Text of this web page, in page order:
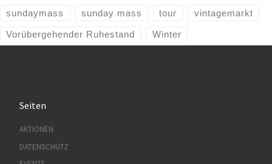
sundaymass sunday mass tour vintagemarkt
Vorübergehender Ruhestand Winter
Seiten
AKTIONEN
DATENSCHUTZ